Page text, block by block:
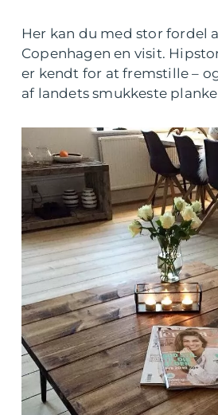
Her kan du med stor fordel
Copenhagen en visit.
er kendt for at fremstille –
af landets smukkeste